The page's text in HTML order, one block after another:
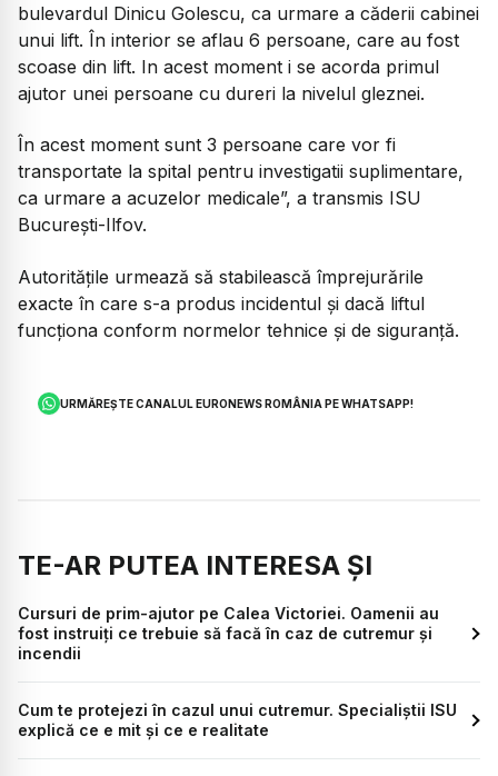
bulevardul Dinicu Golescu, ca urmare a căderii cabinei
unui lift. În interior se aflau 6 persoane, care au fost
scoase din lift. In acest moment i se acorda primul
ajutor unei persoane cu dureri la nivelul gleznei.
În acest moment sunt 3 persoane care vor fi
transportate la spital pentru investigatii suplimentare,
ca urmare a acuzelor medicale”, a transmis ISU
Bucureşti-Ilfov.
Autoritățile urmează să stabilească împrejurările
exacte în care s-a produs incidentul și dacă liftul
funcționa conform normelor tehnice și de siguranță.
URMĂREȘTE CANALUL EURONEWS ROMÂNIA PE WHATSAPP!
TE-AR PUTEA INTERESA ȘI
Cursuri de prim-ajutor pe Calea Victoriei. Oamenii au
fost instruiți ce trebuie să facă în caz de cutremur și
incendii
Cum te protejezi în cazul unui cutremur. Specialiștii ISU
explică ce e mit și ce e realitate